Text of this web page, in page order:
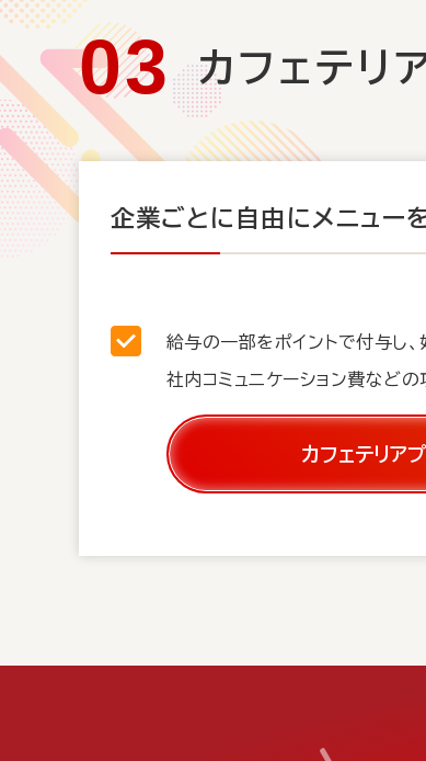
カフェテリ
企業ごとに自由にメニューを
給与の一部をポイントで付与し
社内コミュニケーション費などの
カフェテリア